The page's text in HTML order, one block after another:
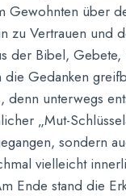
Gewohnten über
zu Vertrauen und
der Bibel,
die Gedanken
denn unterwegs
„Mut-
sondern
vielleicht
Ende stand die